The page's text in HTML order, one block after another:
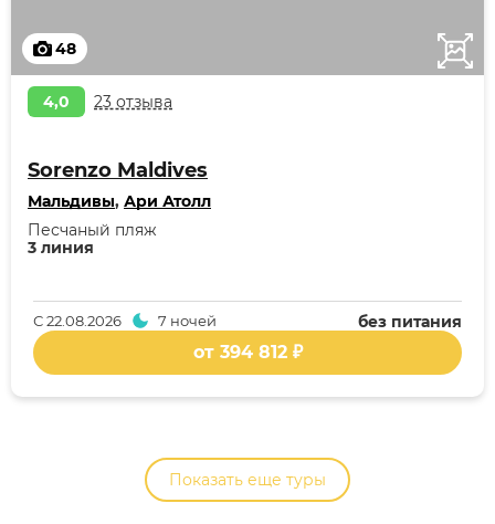
48
4,0 23 отзыва
Sorenzo Maldives
Мальдивы, Ари Атолл
3 линия
Песчаный пляж
без питания
С22.08.2026 7 ночей
от 394 812 ₽
Показать еще туры